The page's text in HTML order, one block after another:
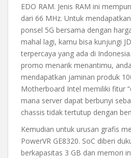
EDO RAM. Jenis RAM ini
dari 66 MHz. Untuk
ponsel 5G bersama dengan
mahal lagi, kamu bisa kunjungi
terpercaya yang ada di
promo menarik menantimu,
mendapatkan jaminan produk
Motherboard Intel memiliki fitur
mana server dapat berbunyi
chassis tidak tertutup dengan
Kemudian untuk urusan grafis
PowerVR GE8320. SoC diberi
berkapasitas 3 GB dan memori